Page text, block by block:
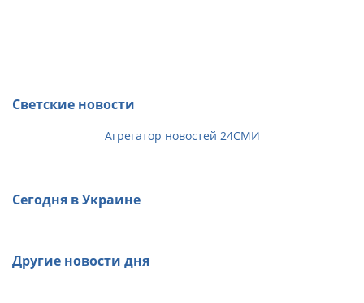
Светские новости
Агрегатор новостей 24СМИ
Сегодня в Украине
Другие новости дня